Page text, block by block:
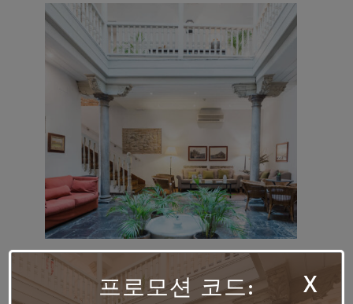
객실
서비스
역사
이미지 갤러리
프로모션 코드:
X